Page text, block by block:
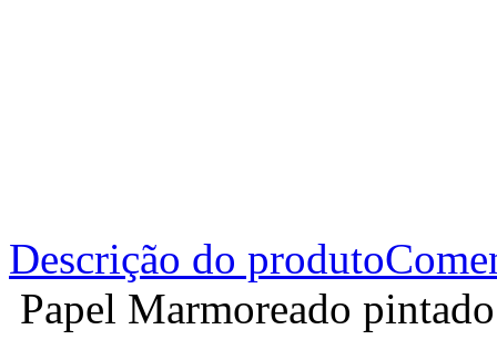
Descrição do produto
Papel Marmoreado